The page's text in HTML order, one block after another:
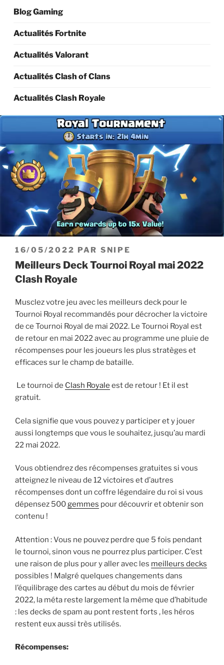
Blog Gaming
Actualités Fortnite
Actualités Valorant
Actualités Clash of Clans
Actualités Clash Royale
PUBLIÉ
LE
16/05/2022 PAR SNIPE
Meilleurs Deck Tournoi Royal mai 2022
Clash Royale
Musclez votre jeu avec les meilleurs deck pour le
Tournoi Royal recommandés pour décrocher la victoire
de ce Tournoi Royal de mai 2022. Le Tournoi Royal est
de retour en mai 2022 avec au programme une pluie de
récompenses pour les joueurs les plus stratèges et
efficaces sur le champ de bataille.
Le tournoi de Clash Royale est de retour ! Et il est
gratuit.
Cela signifie que vous pouvez y participer et y jouer
aussi longtemps que vous le souhaitez, jusqu’au mardi
22 mai 2022.
Vous obtiendrez des récompenses gratuites si vous
atteignez le niveau de 12 victoires et d’autres
récompenses dont un coffre légendaire du roi si vous
dépensez 500gemmes pour découvrir et obtenir son
contenu !
Attention : Vous ne pouvez perdre que 5 fois pendant
le tournoi, sinon vous ne pourrez plus participer. C’est
une raison de plus pour y aller avec les meilleurs decks
possibles ! Malgré quelques changements dans
l’équilibrage des cartes au début du mois de février
2022, la méta reste largement la même que d’habitude
: les decks de spam au pont restent forts , les héros
restent eux aussi très utilisés.
Récompenses: